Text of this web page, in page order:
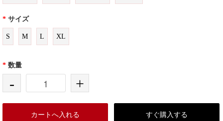
* サイズ
S M L XL
* 数量
- +
カートへ入れる すぐ購入する